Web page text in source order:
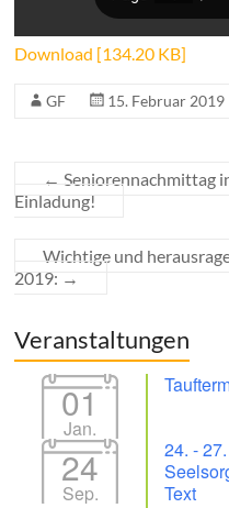
Download [134.20 KB]
GF 15. Februar 2019
← Seniorennachmittag
Einladung!
Wichtige und
2019: →
Veranstaltungen
01
Jan.
24
Sep.
24. -
Text